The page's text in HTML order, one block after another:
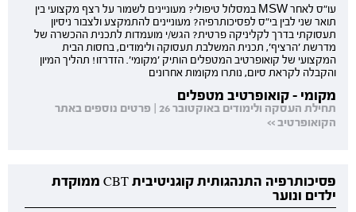
עו"ס לאחר MSW במסלול טיפולי? מעוניינים לשמור על רצף מקצועי בין
תואר שני לבין בי"ס לפסיכותרפיה? מעוניינים להתמקצע ולצבור ניסיון
תעסוקתי בדרך לקליניקה פרטית? הגש/י מועמדות לתכנית ההכשרה של
מדרשת 'הרציף', תכנית המשלבת תעסוקה ולימודים, בחסות הבית
המקצועי של קואופרטיב המטפלים הותיק 'מקומי'. הזדרזו! תהליך המיון
והקבלה לקראת סיום, נותרו מקומות אחרונים
מקומי - קואופרטיב מטפלים
תחילת העסקה ולימודים באוקטובר 26 | פרטים נוספים באתר
הקואופרטיב >>
פסיכותרפיה התנהגותית קוגניטיבית CBT ממוקדת
ילדים ונוער